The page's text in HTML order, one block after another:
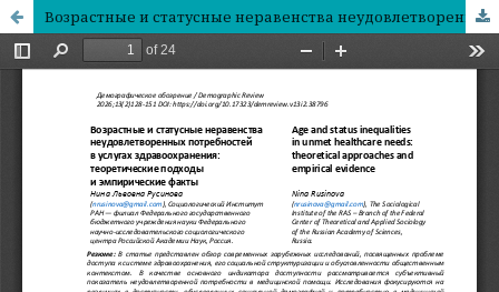
Возрастные и статусные неравенства неудовлетворенных потребностей в услугах здравоохранения: теоретические подходы и эмпирические факты